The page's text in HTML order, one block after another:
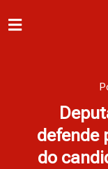
para
defende
do